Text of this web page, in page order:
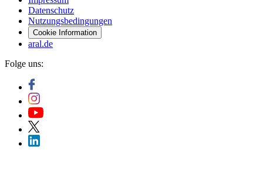
Datenschutz
Nutzungsbedingungen
Cookie Information
aral.de
Folge uns: